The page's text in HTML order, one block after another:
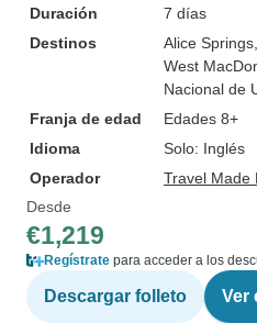
Duración
7 días
Destinos
Alice Springs
West
Nacional de
Franja de edad
Edades 8+
Idioma
Solo: Inglés
Operador
Travel Made
Desde
€1,219
Regístrate para acceder a los
Descargar folleto Ver